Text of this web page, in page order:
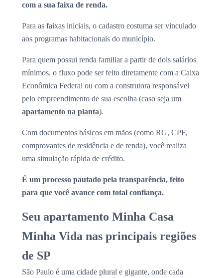
com a sua faixa de renda.
Para as faixas iniciais, o cadastro costuma ser vinculado
aos programas habitacionais do município.
Para quem possui renda familiar a partir de dois salários
mínimos, o fluxo pode ser feito diretamente com a Caixa
Econômica Federal ou com a construtora responsável
pelo empreendimento de sua escolha (caso seja um
apartamento na planta).
Com documentos básicos em mãos (como RG, CPF,
comprovantes de residência e de renda), você realiza
uma simulação rápida de crédito.
É um processo pautado pela transparência, feito
para que você avance com total confiança.
Seu apartamento Minha Casa
Minha Vida nas principais regiões
de SP
São Paulo é uma cidade plural e gigante, onde cada